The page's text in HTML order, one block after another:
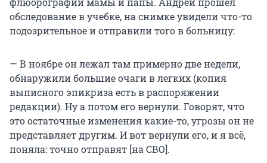
обследование в учебке, на снимке увидели что-то
подозрительное и отправили того в больницу:
— В ноябре он лежал там примерно две недели,
обнаружили большие очаги в легких (копия
выписного эпикриза есть в распоряжении
редакции). Ну а потом его вернули. Говорят, что
это остаточные изменения какие-то, угрозы он не
представляет другим. И вот вернули его, и я всё,
поняла: точно отправят [на СВО].